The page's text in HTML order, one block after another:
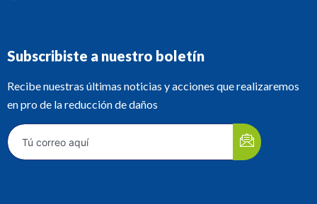
Subscribiste a nuestro boletín
Recibe nuestras últimas noticias y acciones que realizaremos
en pro de la reducción de daños